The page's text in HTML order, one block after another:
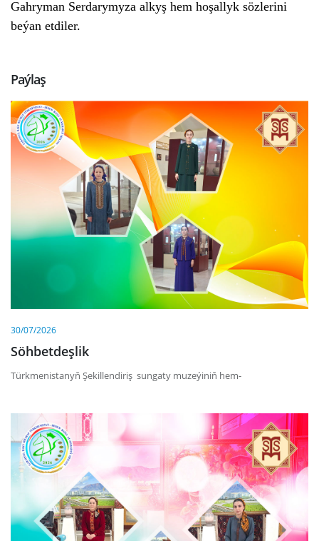
Gahryman Serdarymyza alkyş hem hoşallyk sözlerini
beýan etdiler.
Paýlaş
30/07/2026
Söhbetdeşlik
Türkmenistanyň Şekillendiriş sungaty muzeýiniň hem-